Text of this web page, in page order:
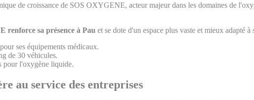
de croissance de SOS OXYGENE, acteur majeur dans les domaines de
renforce sa présence à Pau et se dote d'un espace plus vaste et mieux adapté
ses équipements médicaux.
de 30 véhicules.
pour l'oxygène liquide.
au service des entreprises